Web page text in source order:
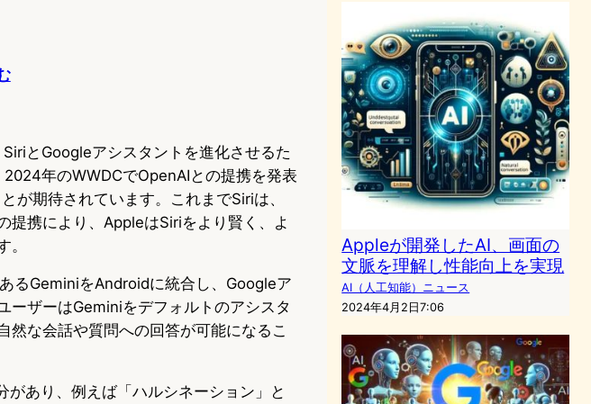
とGoogleアシスタントを進化させるた
年のWWDCでOpenAIとの提携を発表
が期待されています。これまでSiriは、
提携により、AppleはSiriをより賢く、よ
るGeminiをAndroidに統合し、Googleア
ーザーはGeminiをデフォルトのアシスタ
然な会話や質問への回答が可能になるこ
があり、例えば「ハルシネーション」と
Appleが開発したAI、画面の
文脈を理解し性能向上を実現
AI（人工知能）ニュース
2024年4月2日7:06